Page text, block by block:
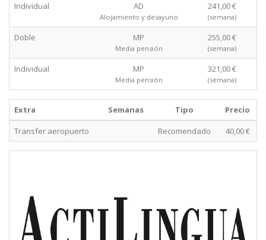
Individual AD
Alojamiento y desayuno
241,00 €
(semana)
Doble MP
Media pensión
255,00 €
(semana)
Individual MP
Media pensión
321,00 €
(semana)
Extra Semanas Tipo
Precio
Transfer aeropuerto
Recomendado 40,00 €